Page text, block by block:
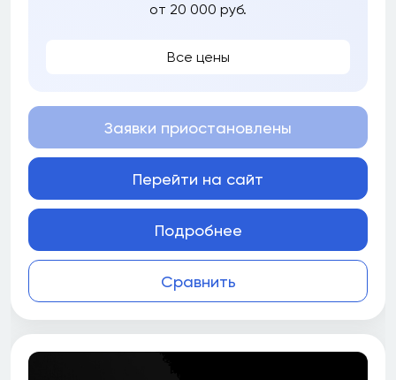
от 20 000 руб.
Все цены
Сравнить
Заявки приостановлены
Перейти на сайт
Подробнее